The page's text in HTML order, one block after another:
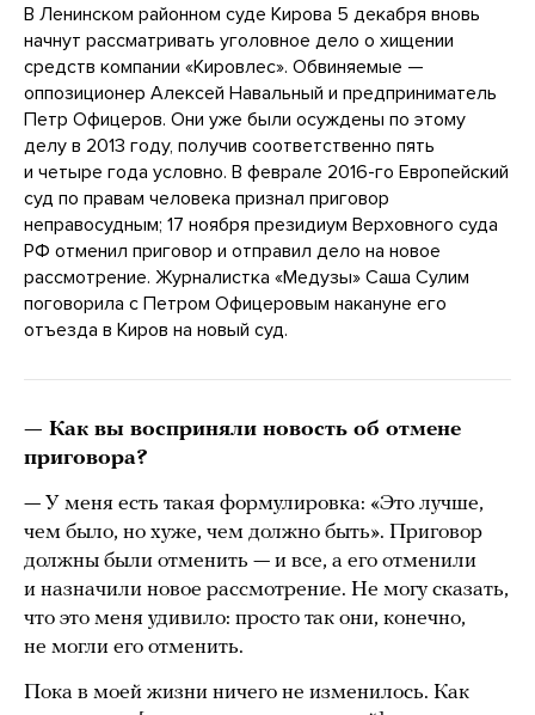
В Ленинском районном суде Кирова 5 декабря вновь
начнут рассматривать уголовное дело о хищении
средств компании «Кировлес». Обвиняемые —
оппозиционер Алексей Навальный и предприниматель
Петр Офицеров. Они уже были осуждены по этому
делу в 2013 году, получив соответственно пять
и четыре года условно. В феврале 2016-го Европейский
суд по правам человека признал приговор
неправосудным; 17 ноября президиум Верховного суда
РФ отменил приговор и отправил дело на новое
рассмотрение. Журналистка «Медузы» Саша Сулим
поговорила с Петром Офицеровым накануне его
отъезда в Киров на новый суд.
— Как вы восприняли новость об отмене
приговора?
— У меня есть такая формулировка: «Это лучше,
чем было, но хуже, чем должно быть». Приговор
должны были отменить — и все, а его отменили
и назначили новое рассмотрение. Не могу сказать,
что это меня удивило: просто так они, конечно,
не могли его отменить.
Пока в моей жизни ничего не изменилось. Как